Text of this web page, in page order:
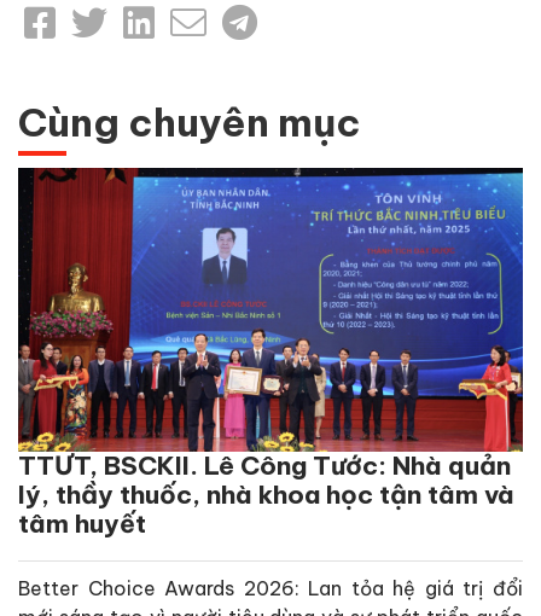
Cùng chuyên mục
TTƯT, BSCKII. Lê Công Tước: Nhà quản
lý, thầy thuốc, nhà khoa học tận tâm và
tâm huyết
Better Choice Awards 2026: Lan tỏa hệ giá trị đổi